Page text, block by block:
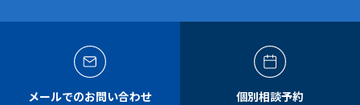
メールでのお問い合わせ 個別相談予約